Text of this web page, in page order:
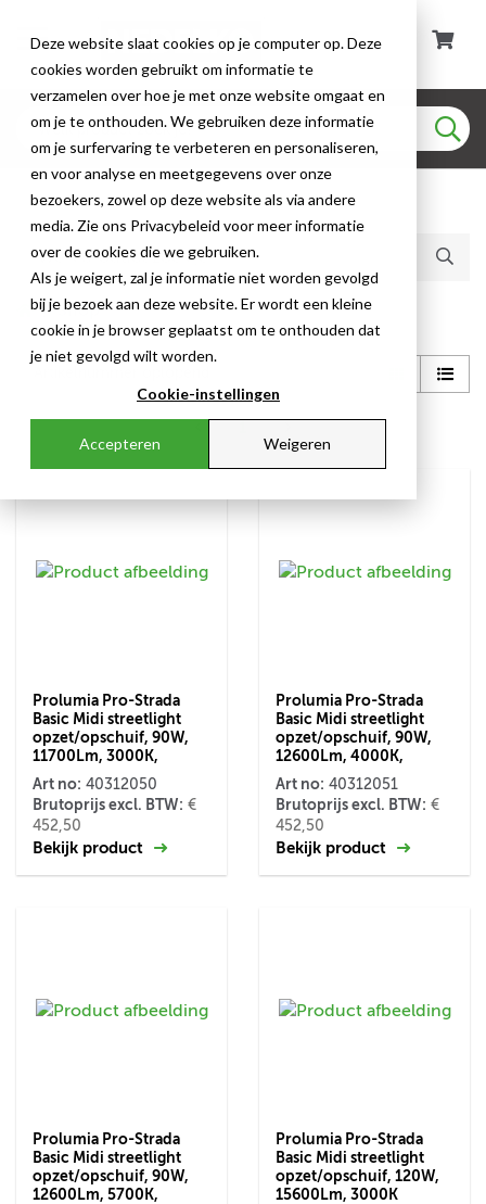
Deze website slaat cookies op je computer op. Deze
cookies worden gebruikt om informatie te
verzamelen over hoe je met onze website omgaat en
om je te onthouden. We gebruiken deze informatie
om je surfervaring te verbeteren en personaliseren,
en voor analyse en meetgegevens over onze
bezoekers, zowel op deze website als via andere
media. Zie ons Privacybeleid voor meer informatie
over de cookies die we gebruiken.
Als je weigert, zal je informatie niet worden gevolgd
bij je bezoek aan deze website. Er wordt een kleine
cookie in je browser geplaatst om te onthouden dat
je niet gevolgd wilt worden.
Cookie-instellingen
Accepteren Weigeren
Huidige producten (6)
Shop
Prolumia Pro-Strada
Basic Midi streetlight
opzet/opschuif, 90W,
11700Lm, 3000K,
Art no: 40312050
Brutoprijs excl. BTW: €
452,50
Bekijk product
Prolumia Pro-Strada
Basic Midi streetlight
opzet/opschuif, 90W,
12600Lm, 4000K,
Art no: 40312051
Brutoprijs excl. BTW: €
452,50
Bekijk product
Prolumia Pro-Strada
Basic Midi streetlight
opzet/opschuif, 90W,
12600Lm, 5700K,
Prolumia Pro-Strada
Basic Midi streetlight
opzet/opschuif, 120W,
15600Lm, 3000K